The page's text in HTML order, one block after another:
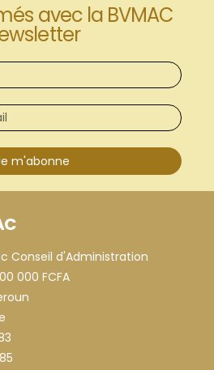
avec la BVMAC
m'abonne
Conseil d'Administration
000 FCFA